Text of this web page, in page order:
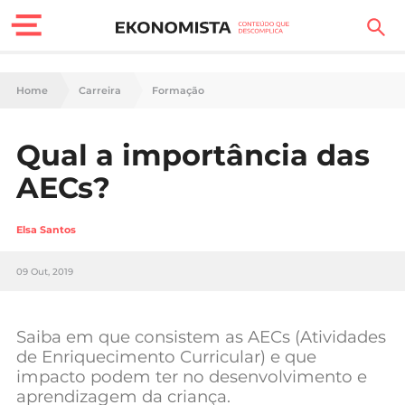
Finanças Pessoais
Carreira
Tecnologia
Negócios
Home Carreira Formação
Qual a importância das
AECs?
Elsa Santos
09 Out, 2019
Saiba em que consistem as AECs (Atividades
de Enriquecimento Curricular) e que
impacto podem ter no desenvolvimento e
aprendizagem da criança.